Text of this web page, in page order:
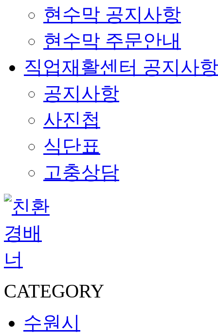
현수막 공지사항
현수막 주문안내
직업재활센터 공지사항
공지사항
사진첩
식단표
고충상담
CATEGORY
수원시